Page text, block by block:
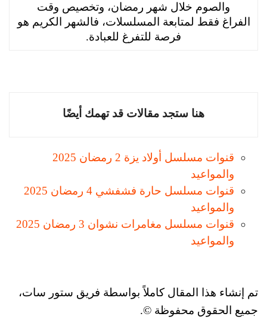
والصوم خلال شهر رمضان، وتخصيص وقت
الفراغ فقط لمتابعة المسلسلات، فالشهر الكريم هو
فرصة للتفرغ للعبادة.
هنا ستجد مقالات قد تهمك أيضًا
قنوات مسلسل أولاد يزة 2 رمضان 2025
والمواعيد
قنوات مسلسل حارة فشفشي 4 رمضان 2025
والمواعيد
قنوات مسلسل مغامرات نشوان 3 رمضان 2025
والمواعيد
تم إنشاء هذا المقال كاملاً بواسطة فريق ستور سات،
جميع الحقوق محفوظة ©.